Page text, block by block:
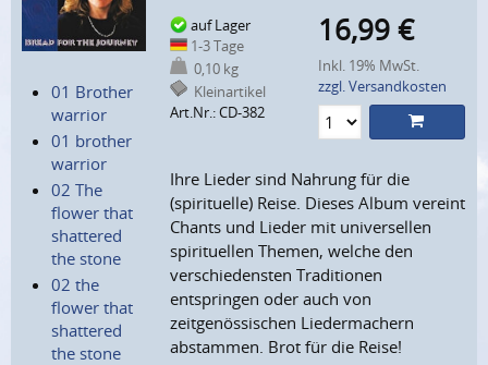
01 Brother
warrior
01 brother
warrior
02 The
flower that
shattered
the stone
02 the
flower that
shattered
the stone
auf Lager
1-3 Tage
0,10 kg
Kleinartikel
Art.Nr.: CD-382
16,99 €
Inkl. 19% MwSt.
zzgl. Versandkosten
Ihre Lieder sind Nahrung für die
(spirituelle) Reise. Dieses Album vereint
Chants und Lieder mit universellen
spirituellen Themen, welche den
verschiedensten Traditionen
entspringen oder auch von
zeitgenössischen Liedermachern
abstammen. Brot für die Reise!